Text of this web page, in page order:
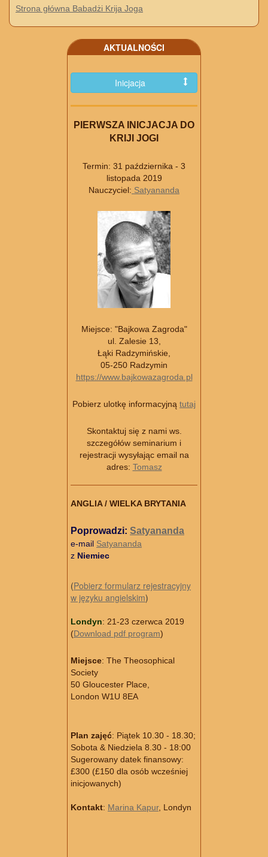
Strona główna Babadżi Krija Joga
AKTUALNOŚCI
Inicjacja
PIERWSZA INICJACJA DO
KRIJI JOGI
Termin: 31 października - 3
listopada 2019
Nauczyciel: Satyananda
Miejsce: "Bajkowa Zagroda"
ul. Zalesie 13,
Łąki Radzymińskie,
05-250 Radzymin
https://www.bajkowazagroda.pl
Pobierz ulotkę informacyjną tutaj
Skontaktuj się z nami ws.
szczegółów seminarium i
rejestracji wysyłając email na
adres: Tomasz
ANGLIA / WIELKA BRYTANIA
Poprowadzi: Satyananda
e-mail Satyananda
z Niemiec
(Pobierz formularz rejestracyjny
w języku angielskim)
Londyn: 21-23 czerwca 2019
(Download pdf program)
Miejsce: The Theosophical
Society
50 Gloucester Place,
London W1U 8EA
Plan zajęć: Piątek 10.30 - 18.30;
Sobota & Niedziela 8.30 - 18:00
Sugerowany datek finansowy:
£300 (£150 dla osób wcześniej
inicjowanych)
Kontakt: Marina Kapur, Londyn